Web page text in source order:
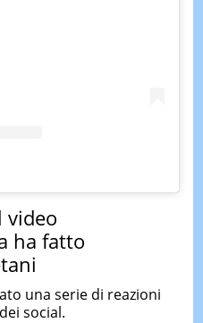
video
ha fatto
una serie di reazioni
social.